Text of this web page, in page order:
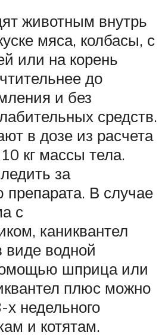
животным внутрь
мяса, колбасы, с
или на корень
до
и без
средств.
в дозе из расчета
кг массы тела.
за
В случае
с
каниквантел
виде водной
шприца или
плюс можно
недельного
и котятам.